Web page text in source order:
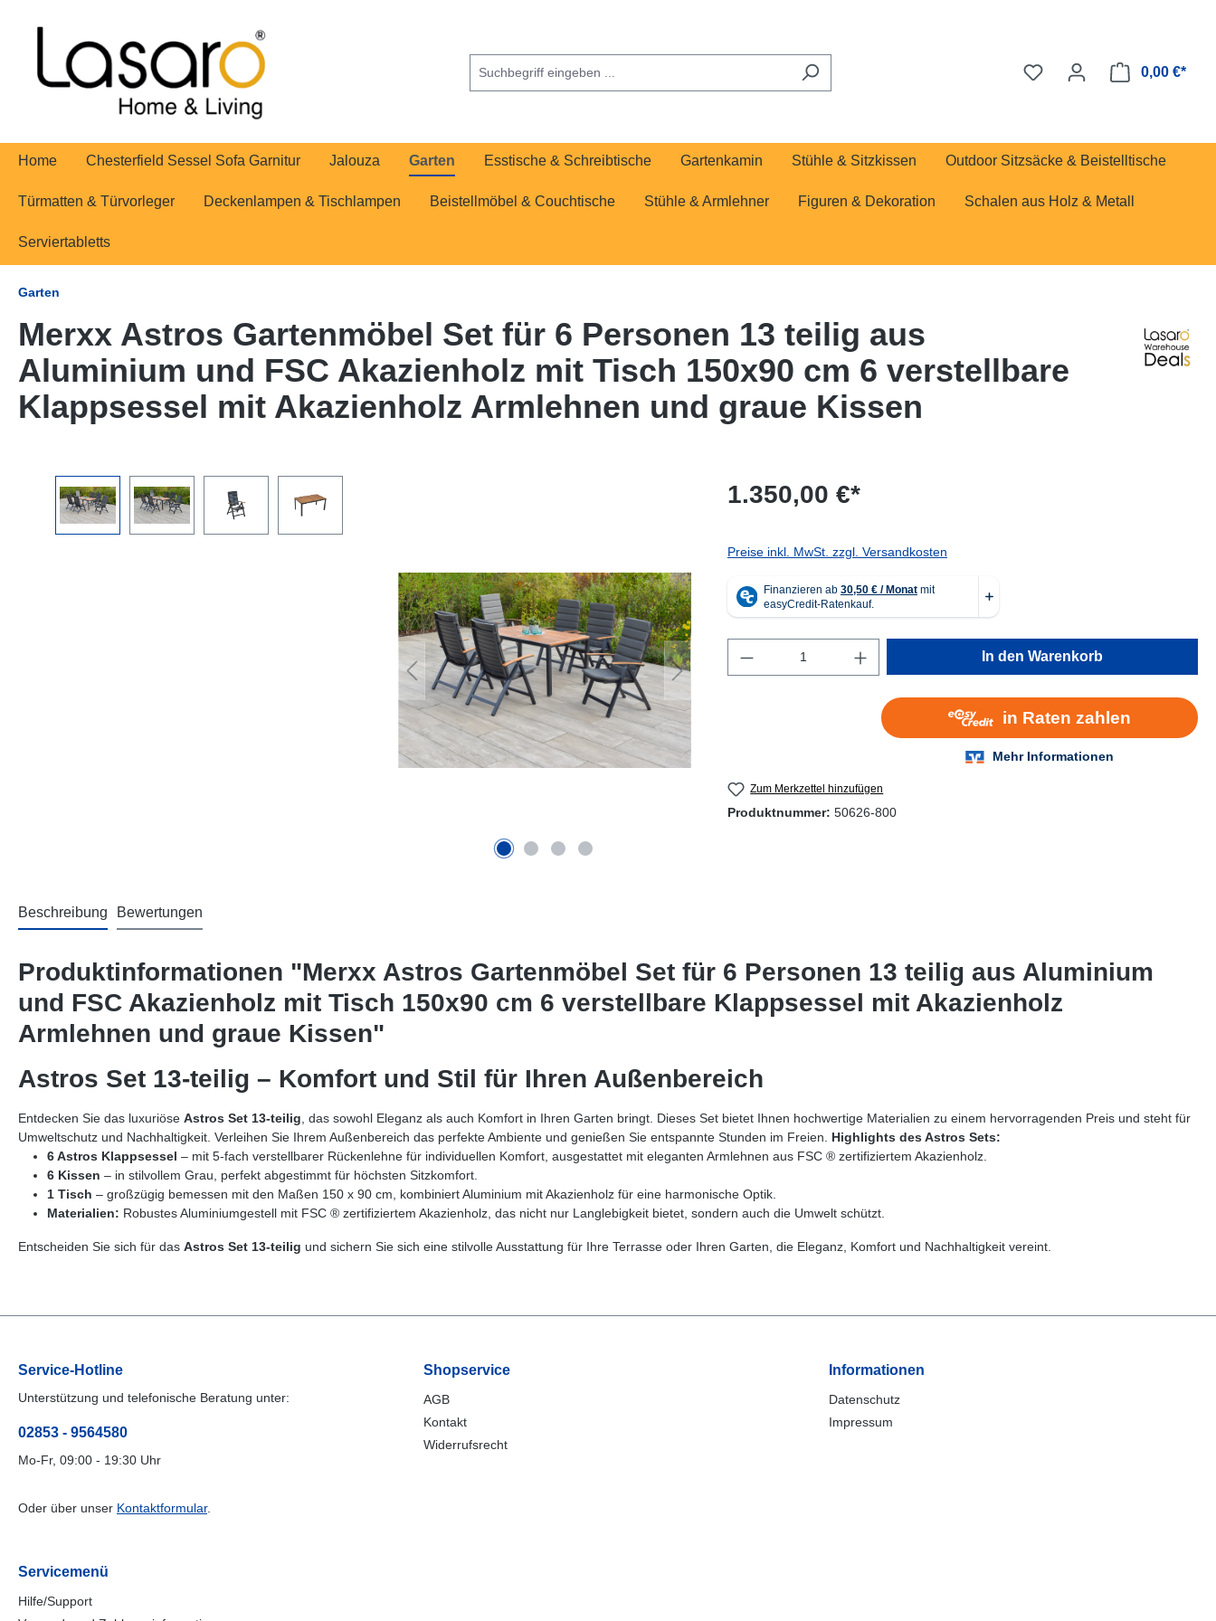
0,00 €*
Home Chesterfield Sessel Sofa Garnitur Jalouza Garten Esstische & Schreibtische Gartenkamin Stühle & Sitzkissen Outdoor Sitzsäcke & Beistelltische
Türmatten & Türvorleger Deckenlampen & Tischlampen Beistellmöbel & Couchtische Stühle & Armlehner Figuren & Dekoration Schalen aus Holz & Metall
Serviertabletts
Garten
Merxx Astros Gartenmöbel Set für 6 Personen 13 teilig aus
Aluminium und FSC Akazienholz mit Tisch 150x90 cm 6 verstellbare
Klappsessel mit Akazienholz Armlehnen und graue Kissen
Bildergalerie überspringen 1.350,00 €*
Preise inkl. MwSt. zzgl. Versandkosten
Produkt Anzahl: Gib den gewünschten Wert ein
In den Warenkorb
Zum Merkzettel hinzufügen
Produktnummer: 50626-800
Beschreibung Bewertungen
Produktinformationen "Merxx Astros Gartenmöbel Set für 6 Personen 13 teilig aus Aluminium
und FSC Akazienholz mit Tisch 150x90 cm 6 verstellbare Klappsessel mit Akazienholz
Armlehnen und graue Kissen"
Astros Set 13-teilig – Komfort und Stil für Ihren Außenbereich
Entdecken Sie das luxuriöse Astros Set 13-teilig , das sowohl Eleganz als auch Komfort in Ihren Garten bringt. Dieses Set bietet Ihnen hochwertige Materialien zu einem hervorragenden Preis und steht für
Umweltschutz und Nachhaltigkeit. Verleihen Sie Ihrem Außenbereich das perfekte Ambiente und genießen Sie entspannte Stunden im Freien. Highlights des Astros Sets:
6 Astros Klappsessel – mit 5-fach verstellbarer Rückenlehne für individuellen Komfort, ausgestattet mit eleganten Armlehnen aus FSC ® zertifiziertem Akazienholz.
6 Kissen – in stilvollem Grau, perfekt abgestimmt für höchsten Sitzkomfort.
1 Tisch – großzügig bemessen mit den Maßen 150 x 90 cm, kombiniert Aluminium mit Akazienholz für eine harmonische Optik.
Materialien: Robustes Aluminiumgestell mit FSC ® zertifiziertem Akazienholz, das nicht nur Langlebigkeit bietet, sondern auch die Umwelt schützt.
Entscheiden Sie sich für das Astros Set 13-teilig und sichern Sie sich eine stilvolle Ausstattung für Ihre Terrasse oder Ihren Garten, die Eleganz, Komfort und Nachhaltigkeit vereint.
Service-Hotline
Unterstützung und telefonische Beratung unter:
02853 - 9564580
Mo-Fr, 09:00 - 19:30 Uhr
Oder über unser Kontaktformular.
Shopservice
AGB
Kontakt
Widerrufsrecht
Informationen
Datenschutz
Impressum
Servicemenü
Hilfe/Support